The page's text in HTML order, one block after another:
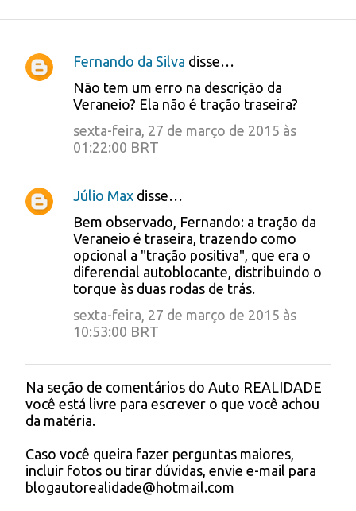
C
t
Fernando da Silva disse…
Não tem um erro na descrição da
Veraneio? Ela não é tração traseira?
sexta-feira, 27 de março de 2015 às
01:22:00 BRT
Júlio Max disse…
Bem observado, Fernando: a tração da
Veraneio é traseira, trazendo como
opcional a "tração positiva", que era o
diferencial autoblocante, distribuindo o
torque às duas rodas de trás.
sexta-feira, 27 de março de 2015 às
10:53:00 BRT
P
o
s
a
r
u
Na seção de comentários do Auto REALIDADE
você está livre para escrever o que você achou
da matéria.
Caso você queira fazer perguntas maiores,
incluir fotos ou tirar dúvidas, envie e-mail para
blogautorealidade@hotmail.com